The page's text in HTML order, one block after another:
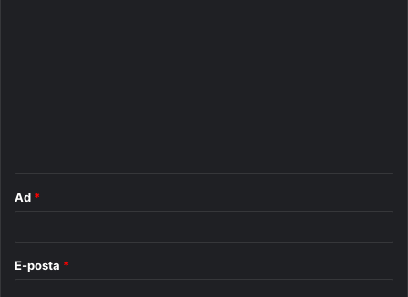
Ad *
E-posta *